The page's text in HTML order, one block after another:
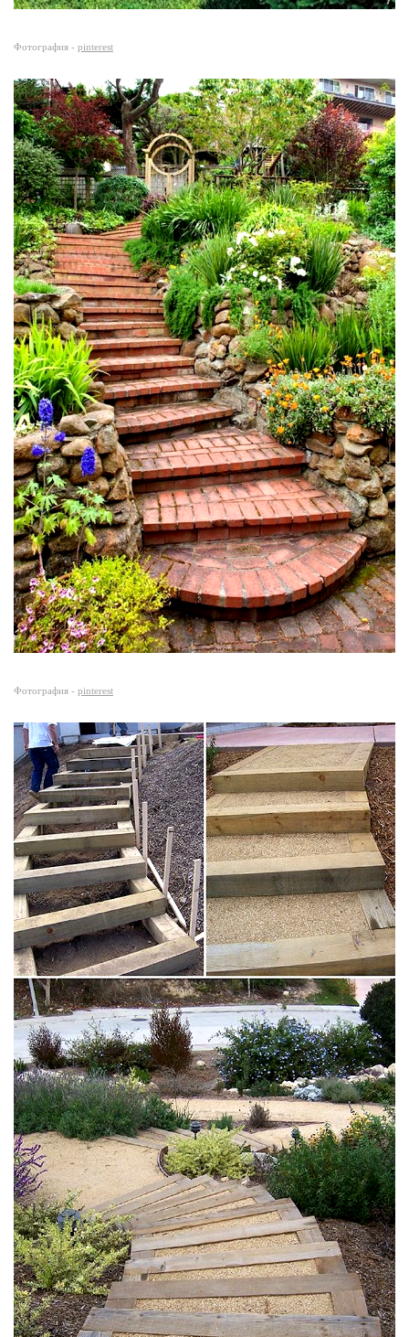
Фотография - pinterest
Фотография - pinterest